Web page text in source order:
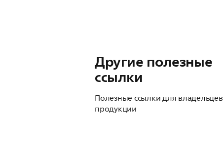
Другие полезные
ссылки
Полезные ссылки для владельцев
продукции